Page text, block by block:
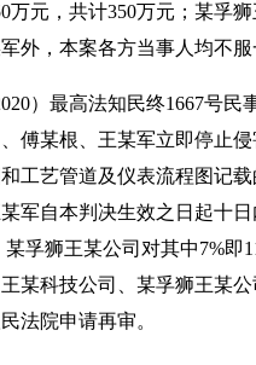
万元，共计350万元；某孚
外，本案各方当事人均不
）最高法知民终1667号民
傅某根、王某军立即停止
工艺管道及仪表流程图记
军自本判决生效之日起十
某孚狮王某公司对其中7%
某科技公司、某孚狮王某
法院申请再审。